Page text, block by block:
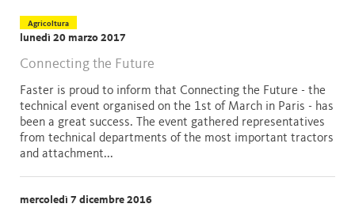
Agricoltura
lunedì 20 marzo 2017
Connecting the Future
Faster is proud to inform that Connecting the Future - the
technical event organised on the 1st of March in Paris - has
been a great success. The event gathered representatives
from technical departments of the most important tractors
and attachment...
mercoledì 7 dicembre 2016